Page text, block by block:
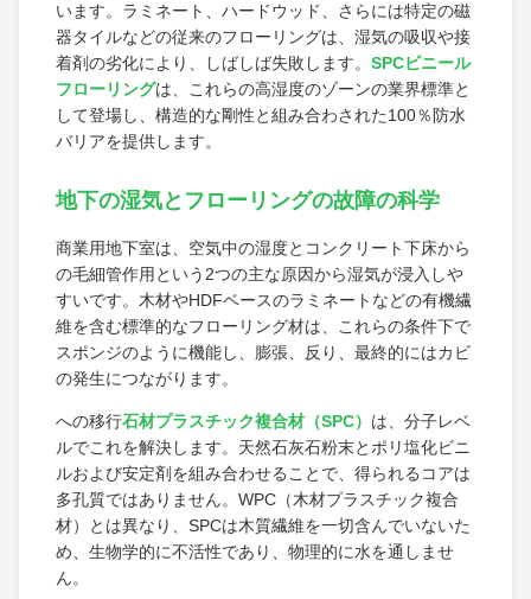
います。ラミネート、ハードウッド、さらには特定の磁
器タイルなどの従来のフローリングは、湿気の吸収や接
着剤の劣化により、しばしば失敗します。 SPCビニール
フローリングは、これらの高湿度のゾーンの業界標準と
して登場し、構造的な剛性と組み合わされた100％防水
バリアを提供します。
地下の湿気とフローリングの故障の科学
商業用地下室は、空気中の湿度とコンクリート下床から
の毛細管作用という2つの主な原因から湿気が浸入しや
すいです。木材やHDFベースのラミネートなどの有機繊
維を含む標準的なフローリング材は、これらの条件下で
スポンジのように機能し、膨張、反り、最終的にはカビ
の発生につながります。
への移行石材プラスチック複合材（SPC） は、分子レベ
ルでこれを解決します。天然石灰石粉末とポリ塩化ビニ
ルおよび安定剤を組み合わせることで、得られるコアは
多孔質ではありません。WPC（木材プラスチック複合
材）とは異なり、SPCは木質繊維を一切含んでいないた
め、生物学的に不活性であり、物理的に水を通しませ
ん。